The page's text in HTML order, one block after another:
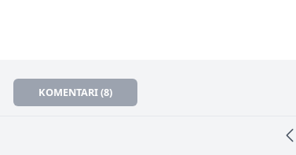
KOMENTARI (8)